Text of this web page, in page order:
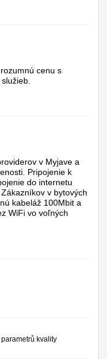
cenu s
v Myjave a
Pripojenie k
do internetu
v bytových
kabeláž 100Mbit a
WiFi vo voľných
kvality